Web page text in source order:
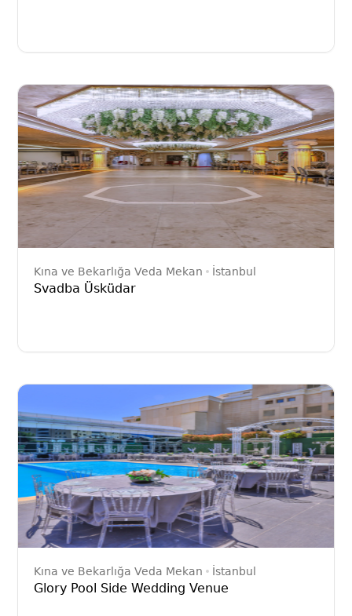
Kına ve Bekarlığa Veda Mekan İstanbul
Svadba Üsküdar
Kına ve Bekarlığa Veda Mekan İstanbul
Glory Pool Side Wedding Venue